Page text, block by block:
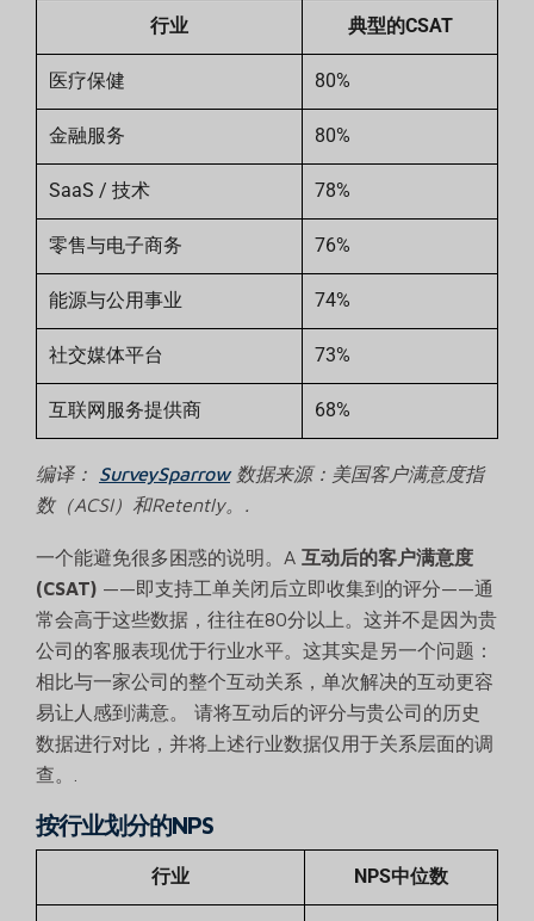
行业 典型的CSAT
医疗保健 80%
金融服务 80%
SaaS / 技术 78%
零售与电子商务 76%
能源与公用事业 74%
社交媒体平台 73%
互联网服务提供商 68%
编译： SurveySparrow数据来源：美国客户满意度指
数（ACSI）和Retently。.
一个能避免很多困惑的说明。A 互动后的客户满意度
(CSAT) ——即支持工单关闭后立即收集到的评分——通
常会高于这些数据，往往在80分以上。这并不是因为贵
公司的客服表现优于行业水平。这其实是另一个问题：
相比与一家公司的整个互动关系，单次解决的互动更容
易让人感到满意。 请将互动后的评分与贵公司的历史
数据进行对比，并将上述行业数据仅用于关系层面的调
查。.
按行业划分的NPS
行业 NPS中位数